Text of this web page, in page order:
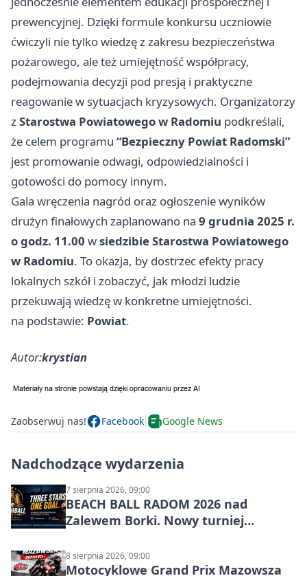
prewencyjnej. Dzięki formule konkursu uczniowie
ćwiczyli nie tylko wiedzę z zakresu bezpieczeństwa
pożarowego, ale też umiejętność współpracy,
podejmowania decyzji pod presją i praktyczne
reagowanie w sytuacjach kryzysowych. Organizatorzy
zStarostwa Powiatowego w Radomiu podkreślali,
że celem programu “Bezpieczny Powiat Radomski”
jest promowanie odwagi, odpowiedzialności i
gotowości do pomocy innym.
Gala wręczenia nagród oraz ogłoszenie wyników
drużyn finałowych zaplanowano na 9 grudnia 2025 r.
o godz. 11.00 wsiedzibie Starostwa Powiatowego
w Radomiu. To okazja, by dostrzec efekty pracy
lokalnych szkół i zobaczyć, jak młodzi ludzie
przekuwają wiedzę w konkretne umiejętności.
na podstawie: Powiat.
Autor:krystian
Zaobserwuj nas! Facebook Google News
Nadchodzące wydarzenia
7 sierpnia 2026, 09:00
BEACH BALL RADOM 2026 nad
Zalewem Borki. Nowy turniej
8 sierpnia 2026, 09:00
Motocyklowe Grand Prix Mazowsza